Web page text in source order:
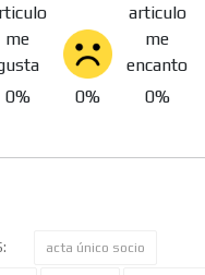
0% 0% 0%
acta único socio